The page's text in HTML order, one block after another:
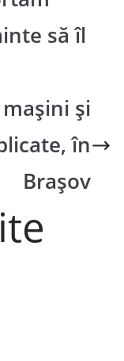
să îl
și
în
Brașov